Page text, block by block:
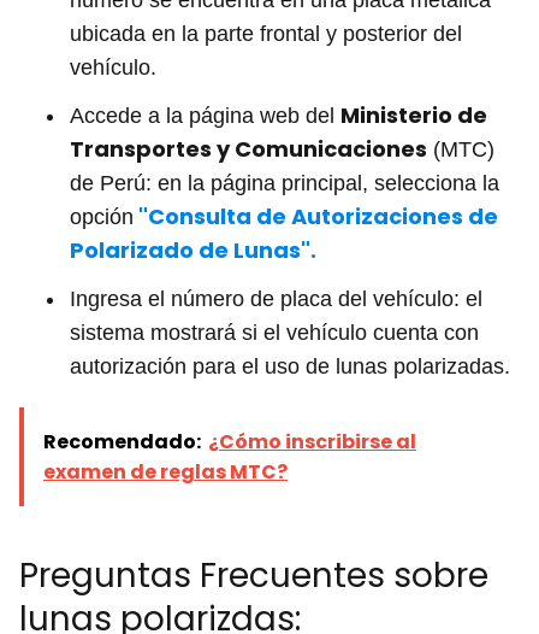
ubicada en la parte frontal y posterior del
vehículo.
Accede a la página web del Ministerio de
Transportes y Comunicaciones (MTC)
de Perú: en la página principal, selecciona la
opción "Consulta de Autorizaciones de
Polarizado de Lunas".
Ingresa el número de placa del vehículo: el
sistema mostrará si el vehículo cuenta con
autorización para el uso de lunas polarizadas.
Recomendado: ¿Cómo inscribirse al
examen de reglas MTC?
Preguntas Frecuentes sobre
lunas polarizdas: